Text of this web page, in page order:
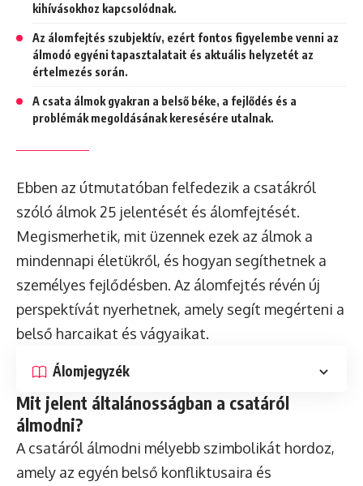
kihívásokhoz kapcsolódnak.
Az álomfejtés szubjektív, ezért fontos figyelembe venni az
álmodó egyéni tapasztalatait és aktuális helyzetét az
értelmezés során.
A csata álmok gyakran a belső béke, a fejlődés és a
problémák megoldásának keresésére utalnak.
Ebben az útmutatóban felfedezik a csatákról
szóló álmok 25 jelentését és álomfejtését.
Megismerhetik, mit üzennek ezek az álmok a
mindennapi életükről, és hogyan segíthetnek a
személyes fejlődésben. Az álomfejtés révén új
perspektívát nyerhetnek, amely segít megérteni a
belső harcaikat és vágyaikat.
Álomjegyzék
Mit jelent általánosságban a csatáról
álmodni?
A csatáról álmodni mélyebb szimbolikát hordoz,
amely az egyén belső konfliktusaira és